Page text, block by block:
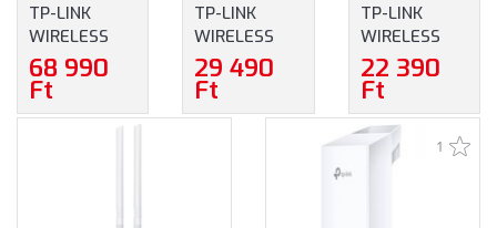
TP-LINK
WIRELESS
MESH
NETWORKING
SYSTEM
68 990
Ft
TP-LINK
WIRELESS
MESH
NETWORKING
SYSTEM
29 490
Ft
TP-LINK
WIRELESS
ACCESS
POINT N-ES
300MBPS
KÜLTÉRI
(CPE220)
22 390
Ft
1